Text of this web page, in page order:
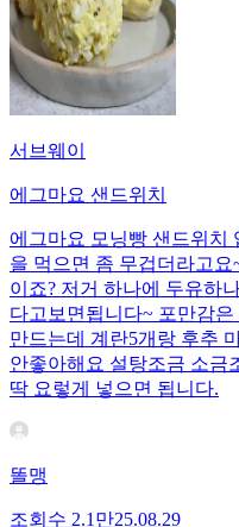
서브웨이
에그마요 샌드위치
에그마요 모닝빵 샌드위치
을 먹으면 좀 무겁더라고
이죠? 저거 하나에 두유하
다고보면됩니다~ 포만감
만드는데 계란5개랑 후추
안좋아해요 설탕조금 소금
딱 요렇게 넣으면 됩니다.
똘맹
조회수 2.1만25.08.29